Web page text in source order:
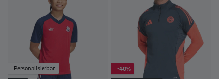
Personalisierbar -40%